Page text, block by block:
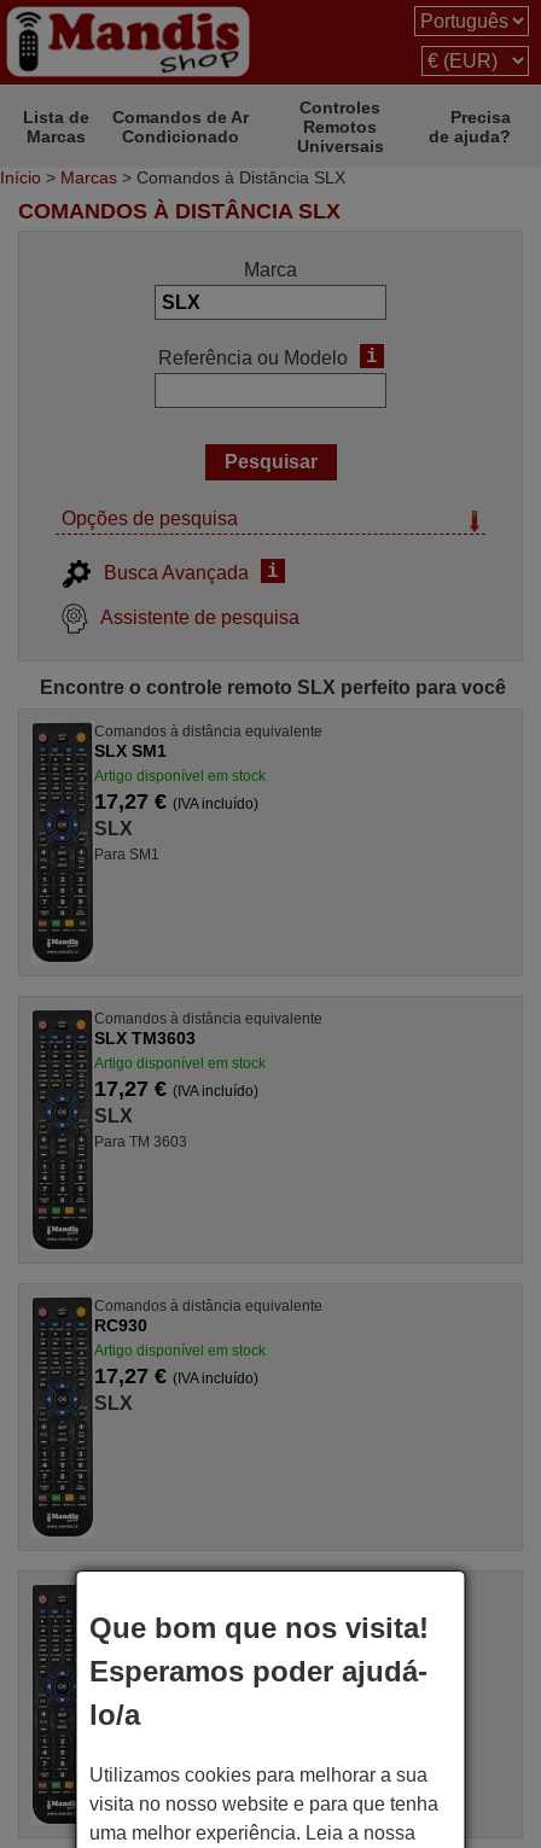
Lista de
Marcas
Comandos de Ar
Condicionado
Controles
Remotos
Universais
Precisa
de ajuda?
Início > Marcas > Comandos à Distância SLX
COMANDOS À DISTÂNCIA SLX
Marca
Referência ou Modelo i
Opções de pesquisa
Busca Avançada i
Assistente de pesquisa
Encontre o controle remoto SLX perfeito para você
Comandos à distância equivalente
SLX SM1
Artigo disponível em stock
17,27 € (IVA incluído)
SLX
Para SM1
Comandos à distância equivalente
SLX TM3603
Artigo disponível em stock
17,27 € (IVA incluído)
SLX
Para TM 3603
Comandos à distância equivalente
RC930
Artigo disponível em stock
17,27 € (IVA incluído)
SLX
Artigo disponível em stock
17,27 €(IVA incluído)
SLX
Para 930
Que bom que nos visita!
Esperamos poder ajudá-
lo/a
Utilizamos cookies para melhorar a sua
visita no nosso website e para que tenha
uma melhor experiência. Leia a nossa